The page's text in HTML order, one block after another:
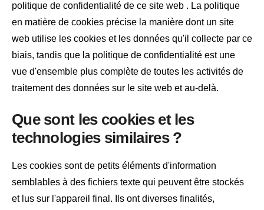
politique de confidentialité de ce site web . La politique
en matière de cookies précise la manière dont un site
web utilise les cookies et les données qu'il collecte par ce
biais, tandis que la politique de confidentialité est une
vue d'ensemble plus complète de toutes les activités de
traitement des données sur le site web et au-delà.
Que sont les cookies et les
technologies similaires ?
Les cookies sont de petits éléments d'information
semblables à des fichiers texte qui peuvent être stockés
et lus sur l'appareil final. Ils ont diverses finalités,